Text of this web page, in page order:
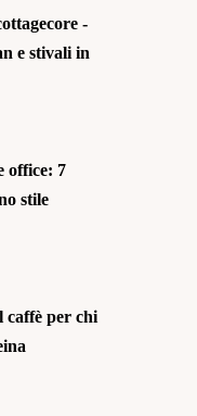
-
e stivali in
office: 7
stile
caffè per chi